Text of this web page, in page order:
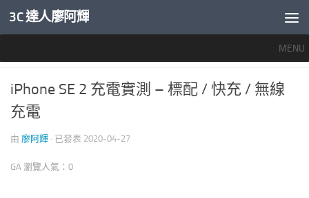
內文下方
3C 達人廖阿輝
MENU
2
iPhone SE 2 充電實測 – 標配 / 快充 / 無線
充電
由 廖阿輝 · 已發表 2020-04-27
GA 瀏覽人氣：0